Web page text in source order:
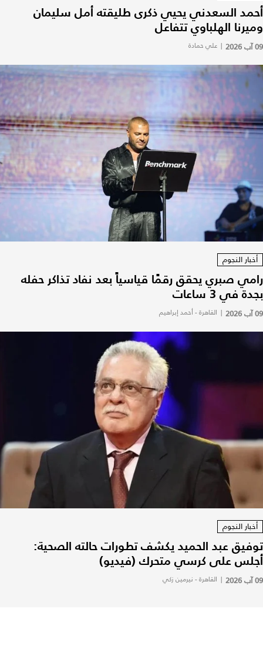
أحمد السعدني يحيي ذكرى طليقته أمل سليمان
وميرنا الهلباوي تتفاعل
09 آب 2026 | علي حمادة
أخبار النجوم
رامي صبري يحقق رقمًا قياسياً بعد نفاد تذاكر حفله
بجدة في 3 ساعات
09 آب 2026 | القاهرة - أحمد إبراهيم
أخبار النجوم
توفيق عبد الحميد يكشف تطورات حالته الصحية:
أجلس على كرسي متحرك (فيديو)
09 آب 2026 | القاهرة - نيرمين زكي